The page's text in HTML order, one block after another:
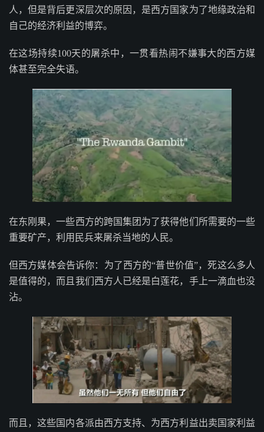
人，但是背后更深层次的原因，是西方国家为了地缘政治和
自己的经济利益的博弈。
在这场持续100天的屠杀中，一贯看热闹不嫌事大的西方媒
体甚至完全失语。
在东刚果，一些西方的跨国集团为了获得他们所需要的一些
重要矿产，利用民兵来屠杀当地的人民。
但西方媒体会告诉你：为了西方的“普世价值”，死这么多人
是值得的，而且我们西方人已经是白莲花，手上一滴血也没
沾。
而且，这些国内各派由西方支持、为西方利益出卖国家利益